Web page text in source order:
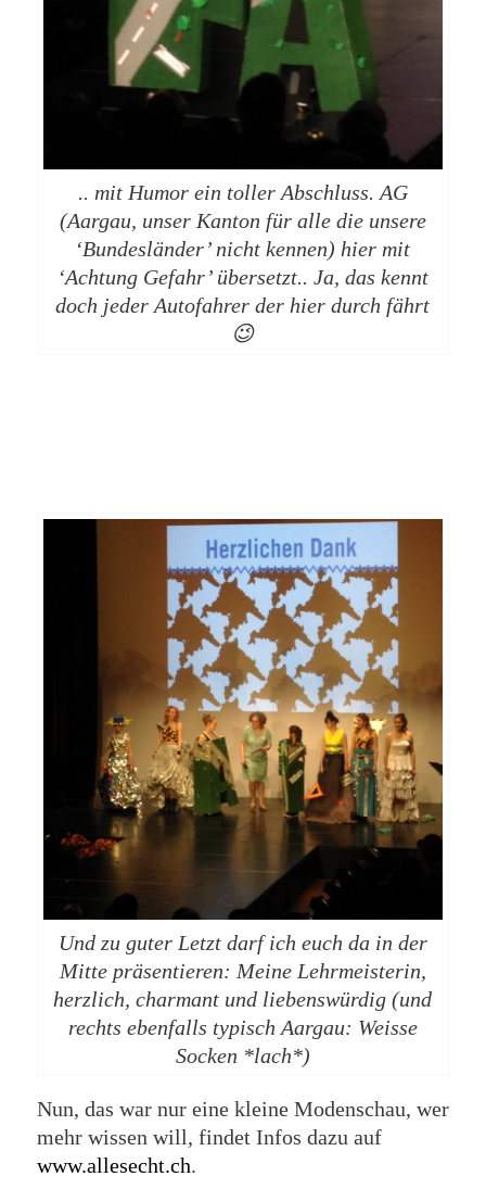
.. mit Humor ein toller Abschluss. AG
(Aargau, unser Kanton für alle die unsere
‘Bundesländer’ nicht kennen) hier mit
‘Achtung Gefahr’ übersetzt.. Ja, das kennt
doch jeder Autofahrer der hier durch fährt
😉
Und zu guter Letzt darf ich euch da in der
Mitte präsentieren: Meine Lehrmeisterin,
herzlich, charmant und liebenswürdig (und
rechts ebenfalls typisch Aargau: Weisse
Socken *lach*)
Nun, das war nur eine kleine Modenschau, wer
mehr wissen will, findet Infos dazu auf
www.allesecht.ch.